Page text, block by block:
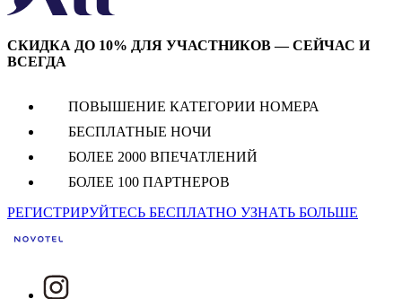
СКИДКА ДО 10% ДЛЯ УЧАСТНИКОВ — СЕЙЧАС И
ВСЕГДА
ПОВЫШЕНИЕ КАТЕГОРИИ НОМЕРА
БЕСПЛАТНЫЕ НОЧИ
БОЛЕЕ 2000 ВПЕЧАТЛЕНИЙ
БОЛЕЕ 100 ПАРТНЕРОВ
РЕГИСТРИРУЙТЕСЬ БЕСПЛАТНО УЗНАТЬ БОЛЬШЕ